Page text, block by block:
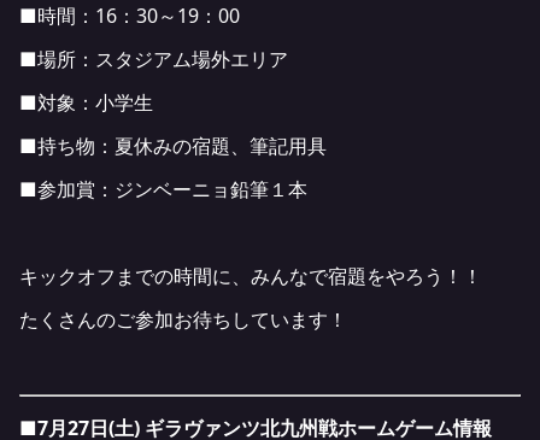
■時間：16：30～19：00
■場所：スタジアム場外エリア
■対象：小学生
■持ち物：夏休みの宿題、筆記用具
■参加賞：ジンベーニョ鉛筆１本
キックオフまでの時間に、みんなで宿題をやろう！！
たくさんのご参加お待ちしています！
■7月27日(土) ギラヴァンツ北九州戦ホームゲーム情報